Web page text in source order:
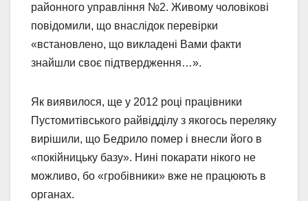
районного управління №2. Живому чоловікові
повідомили, що внаслідок перевірки
«встановлено, що викладені Вами факти
знайшли своє підтвердження…».
Як виявилося, ще у 2012 році працівники
Пустомитівського райвідділу з якогось переляку
вирішили, що Бедрило помер і внесли його в
«покійницьку базу». Нині покарати нікого не
можливо, бо «гробівники» вже не працюють в
органах.